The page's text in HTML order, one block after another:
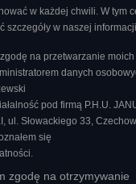
w każdej chwili. W tym
szczegóły w naszej
na przetwarzanie
danych
pod firmą P.H.U.
ul. Słowackiego 33,
się
zgodę na otrzymywanie